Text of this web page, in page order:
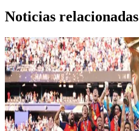
Noticias relacionadas